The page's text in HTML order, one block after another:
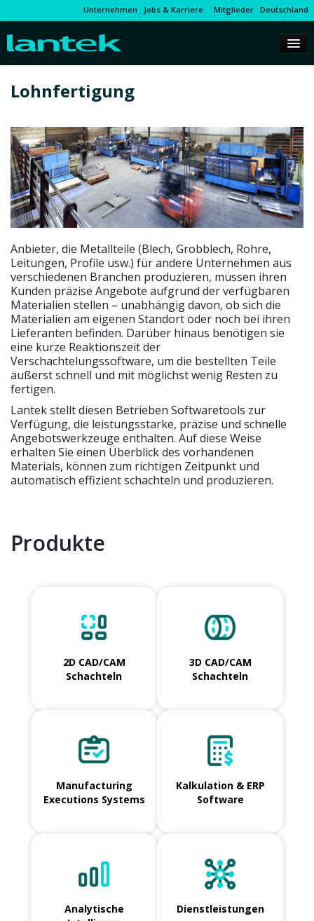
Unternehmen Jobs & Karriere Mitglieder Deutschland
Lohnfertigung
Anbieter, die Metallteile (Blech, Grobblech, Rohre,
Leitungen, Profile usw.) für andere Unternehmen aus
verschiedenen Branchen produzieren, müssen ihren
Kunden präzise Angebote aufgrund der verfügbaren
Materialien stellen – unabhängig davon, ob sich die
Materialien am eigenen Standort oder noch bei ihren
Lieferanten befinden. Darüber hinaus benötigen sie
eine kurze Reaktionszeit der
Verschachtelungssoftware, um die bestellten Teile
äußerst schnell und mit möglichst wenig Resten zu
fertigen.
Lantek stellt diesen Betrieben Softwaretools zur
Verfügung, die leistungsstarke, präzise und schnelle
Angebotswerkzeuge enthalten. Auf diese Weise
erhalten Sie einen Überblick des vorhandenen
Materials, können zum richtigen Zeitpunkt und
automatisch effizient schachteln und produzieren.
Produkte
2D CAD/CAM
Schachteln
3D CAD/CAM
Schachteln
Manufacturing
Executions Systems
Kalkulation & ERP
Software
Analytische
Dienstleistungen